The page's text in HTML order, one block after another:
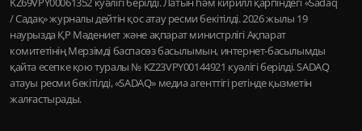
/ Садақ» журналы дейтін қос атау ресми бекітілді. 2026 жылы 19
наурызда ҚР Мәдениет және ақпарат министрлігі Ақпарат
комитетінің Мерзімді баспасөз басылымын, интернет-басылымды
қайта есепке қою туралы № KZ23VPY00144921 куәлігі берілді. SADAQ
атауы ресми бекітілді, «SADAQ» медиа агенттігі ретінде қызметін
жалғастырады.